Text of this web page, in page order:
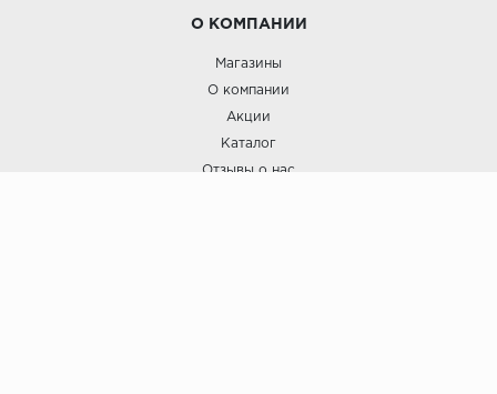
О КОМПАНИИ
Магазины
О компании
Акции
Каталог
Отзывы о нас